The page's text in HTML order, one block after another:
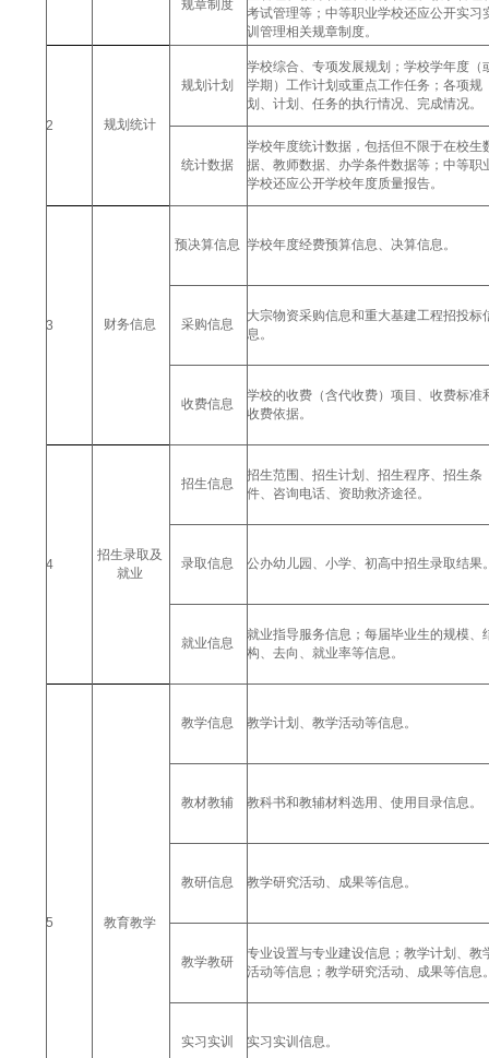
规章制度
考试管理等；中等职业学校还应公开实习
训管理相关规章制度。
2 规划统计
规划计划
学校综合、专项发展规划；学校学年度（
学期）工作计划或重点工作任务；各项规
划、计划、任务的执行情况、完成情况。
统计数据
学校年度统计数据，包括但不限于在校生
据、教师数据、办学条件数据等；中等职
学校还应公开学校年度质量报告。
3 财务信息
预决算信息 学校年度经费预算信息、决算信息。
采购信息
大宗物资采购信息和重大基建工程招投标
息。
收费信息
学校的收费（含代收费）项目、收费标准
收费依据。
4
招生录取及
就业
招生信息
招生范围、招生计划、招生程序、招生条
件、咨询电话、资助救济途径。
录取信息 公办幼儿园、小学、初高中招生录取结果
就业信息
就业指导服务信息；每届毕业生的规模、
构、去向、就业率等信息。
5 教育教学
教学信息 教学计划、教学活动等信息。
教材教辅 教科书和教辅材料选用、使用目录信息。
教研信息 教学研究活动、成果等信息。
教学教研
专业设置与专业建设信息；教学计划、教
活动等信息；教学研究活动、成果等信息
实习实训 实习实训信息。